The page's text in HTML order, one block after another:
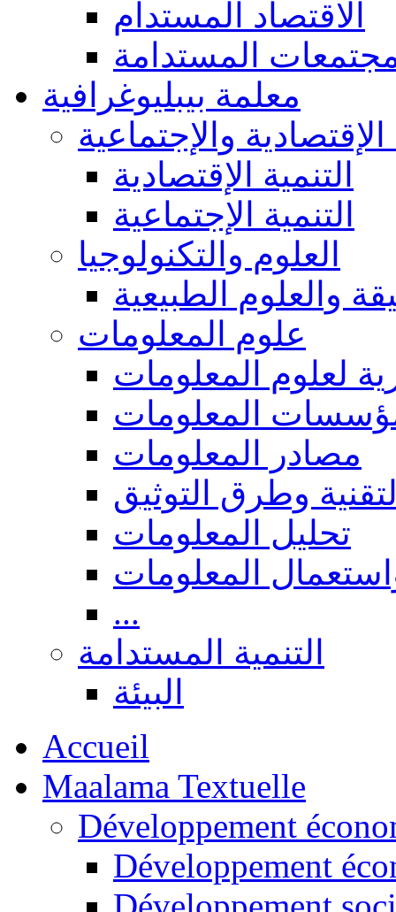
الاقتصاد المستدام
المستدامة
معلمة بيبليوغرافية
الإقتصادية والإجتماعية
التنمية الإقتصادية
التنمية الإجتماعية
العلوم والتكنولوجيا
والعلوم الطبيعية
علوم المعلومات
لعلوم المعلومات
المعلومات
مصادر المعلومات
وطرق التوثيق
تحليل المعلومات
المعلومات
...
التنمية المستدامة
البيئة
Accueil
Maalama Textuelle
Développement
Développement